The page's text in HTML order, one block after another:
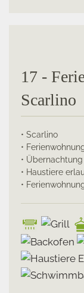
17 -
Scarlino
• Scarlino
•
•
• Haustiere
•